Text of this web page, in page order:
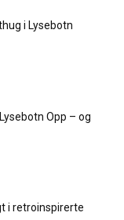
i Lysebotn
Opp – og
i retroinspirerte